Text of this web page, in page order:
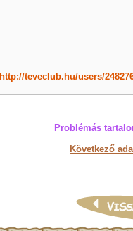
http://teveclub.hu/users/
Problémás
Következő